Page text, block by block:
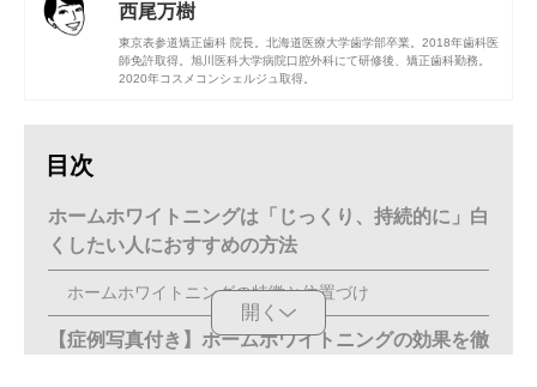
西尾万樹
東京表参道矯正歯科 院長。 北海道医療大学歯学部卒業。2018年歯科医
師免許取得。 旭川医科大学病院口腔外科にて研修後、矯正歯科勤務。
2020年コスメコンシェルジュ取得。
目次
ホームホワイトニングは「じっくり、持続的に」白
くしたい人におすすめの方法
ホームホワイトニングの特徴と位置づけ
【症例写真付き】ホームホワイトニングの効果を徹
開く